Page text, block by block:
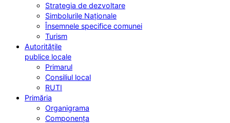
Strategia de dezvoltare
Simbolurile Naționale
Însemnele specifice comunei
Turism
Autoritățile
publice locale
Primarul
Consiliul local
RUTI
Primăria
Organigrama
Componența